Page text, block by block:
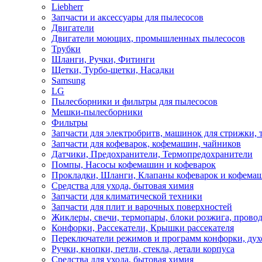
Liebherr
Запчасти и аксессуары для пылесосов
Двигатели
Двигатели моющих, промышленных пылесосов
Трубки
Шланги, Ручки, Фитинги
Щетки, Турбо-щетки, Насадки
Samsung
LG
Пылесборники и фильтры для пылесосов
Мешки-пылесборники
Фильтры
Запчасти для электробритв, машинок для стрижки,
Запчасти для кофеварок, кофемашин, чайников
Датчики, Предохранители, Термопредохранители
Помпы, Насосы кофемашин и кофеварок
Прокладки, Шланги, Клапаны кофеварок и
Средства для ухода, бытовая химия
Запчасти для климатической техники
Запчасти для плит и варочных поверхностей
Жиклеры, свечи, термопары, блоки розжига,
Конфорки, Рассекатели, Крышки рассекателя
Переключатели режимов и программ конфорки,
Ручки, кнопки, петли, стекла, детали корпуса
Средства для ухода, бытовая химия